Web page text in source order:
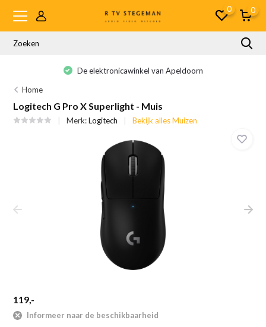
0 0
De elektronicawinkel van Apeldoorn
Home
Logitech G Pro X Superlight - Muis
Merk:Logitech Bekijk alles Muizen
119,-
Informeer naar de beschikbaarheid